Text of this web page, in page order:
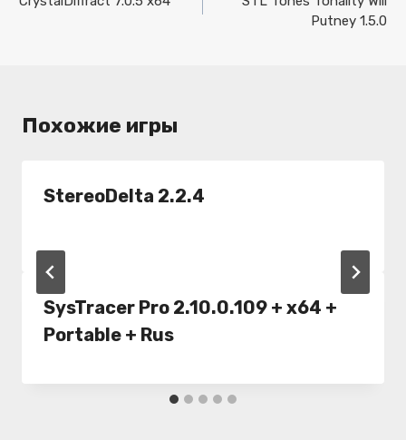
Putney 1.5.0
Похожие игры
StereoDelta 2.2.4
SysTracer Pro 2.10.0.109 + x64 +
Portable + Rus